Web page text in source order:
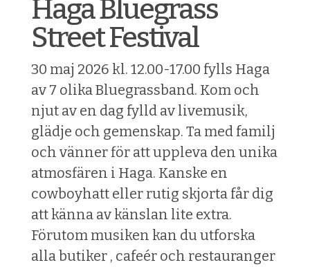
Haga Bluegrass
Street Festival
30 maj 2026 kl. 12.00-17.00 fylls Haga
av 7 olika Bluegrassband. Kom och
njut av en dag fylld av livemusik,
glädje och gemenskap. Ta med familj
och vänner för att uppleva den unika
atmosfären i Haga. Kanske en
cowboyhatt eller rutig skjorta får dig
att känna av känslan lite extra.
Förutom musiken kan du utforska
alla butiker , cafeér och restauranger